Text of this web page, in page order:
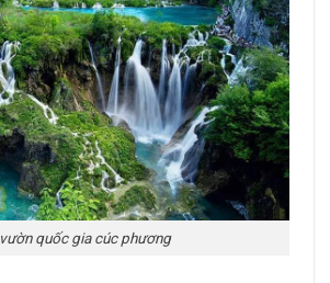
vườn quốc gia cúc phương